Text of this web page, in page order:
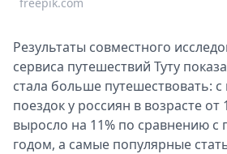
Выборы
2026
Скачай
Metro
Результаты совместного
сервиса путешествий Туту
стала больше путешествовать: с
поездок у россиян в возрасте от
выросло на 11% по сравнению
годом, а самые популярные